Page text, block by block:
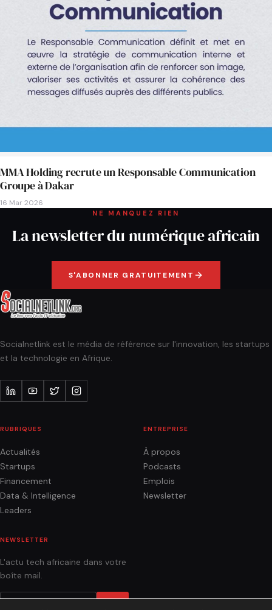
MMA Holding recrute un Responsable Communication
Groupe à Dakar
16 Mar 2026
NE MANQUEZ RIEN
La newsletter du numérique africain
S'ABONNER GRATUITEMENT
Socialnetlink est le média de référence sur l'innovation, les startups
et la technologie en Afrique.
RUBRIQUES
Actualités
Startups
Financement
Data & Intelligence
Leaders
ENTREPRISE
À propos
Podcasts
Emplois
Newsletter
NEWSLETTER
L'actu tech africaine dans votre
boîte mail.